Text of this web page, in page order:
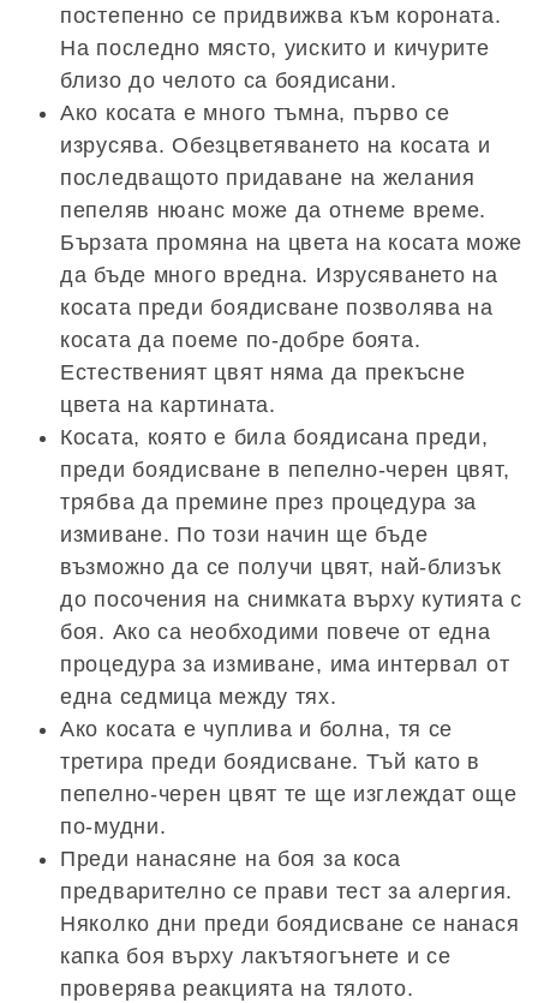
постепенно се придвижва към короната.
На последно място, уискито и кичурите
близо до челото са боядисани.
Ако косата е много тъмна, първо се
изрусява. Обезцветяването на косата и
последващото придаване на желания
пепеляв нюанс може да отнеме време.
Бързата промяна на цвета на косата може
да бъде много вредна. Изрусяването на
косата преди боядисване позволява на
косата да поеме по-добре боята.
Естественият цвят няма да прекъсне
цвета на картината.
Косата, която е била боядисана преди,
преди боядисване в пепелно-черен цвят,
трябва да премине през процедура за
измиване. По този начин ще бъде
възможно да се получи цвят, най-близък
до посочения на снимката върху кутията с
боя. Ако са необходими повече от една
процедура за измиване, има интервал от
една седмица между тях.
Ако косата е чуплива и болна, тя се
третира преди боядисване. Тъй като в
пепелно-черен цвят те ще изглеждат още
по-мудни.
Преди нанасяне на боя за коса
предварително се прави тест за алергия.
Няколко дни преди боядисване се нанася
капка боя върху лакътяогънете и се
проверява реакцията на тялото.